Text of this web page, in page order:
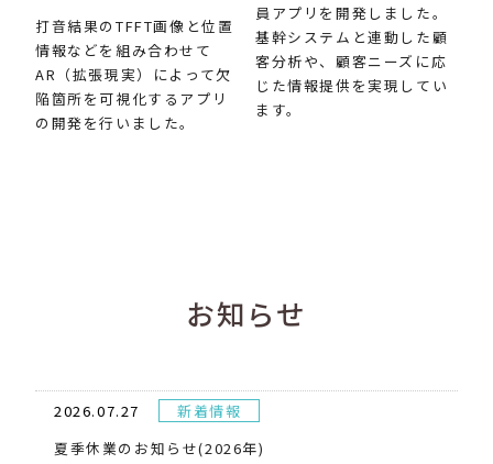
打音結果のTFFT画像と位置
情報などを組み合わせて
AR（拡張現実）によって欠
陥箇所を可視化するアプリ
の開発を行いました。
員アプリを開発しました。
基幹システムと連動した顧
客分析や、顧客ニーズに応
じた情報提供を実現してい
ます。
お知らせ
2026.07.27
新着情報
夏季休業のお知らせ(2026年)